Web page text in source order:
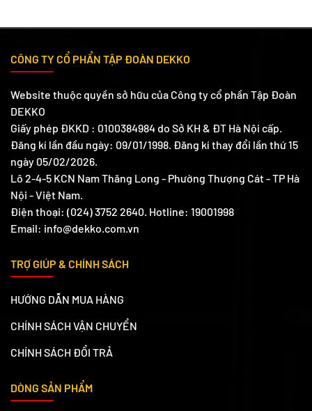
CÔNG TY CỔ PHẨN TẬP ĐOÀN DEKKO
Website thuộc quyền sở hữu của Công ty cổ phần Tập Đoàn
DEKKO
Giấy phép ĐKKD : 0100384984 do Sở KH & ĐT Hà Nội cấp.
Đăng kí lần đầu ngày: 09/01/1998. Đăng kí thay đổi lần thứ 15
ngày 05/02/2026.
Lô 2-4-5 KCN Nam Thăng Long - Phường Thượng Cát - TP Hà
Nội - Việt Nam.
Điện thoại: (024) 3752 2640. Hotline: 19001998
Email: info@dekko.com.vn
TRỢ GIÚP & CHÍNH SÁCH
HƯỚNG DẪN MUA HÀNG
CHÍNH SÁCH VẬN CHUYỂN
CHÍNH SÁCH ĐỔI TRẢ
DÒNG SẢN PHẨM